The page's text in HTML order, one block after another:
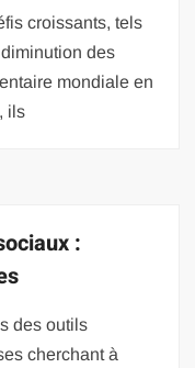
croissants, tels
des
mondiale en
ils
:
des outils
cherchant à